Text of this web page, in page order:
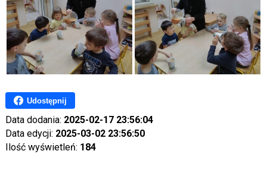
Udostępnij
Data dodania: 2025-02-17 23:56:04
Data edycji: 2025-03-02 23:56:50
Ilość wyświetleń: 184